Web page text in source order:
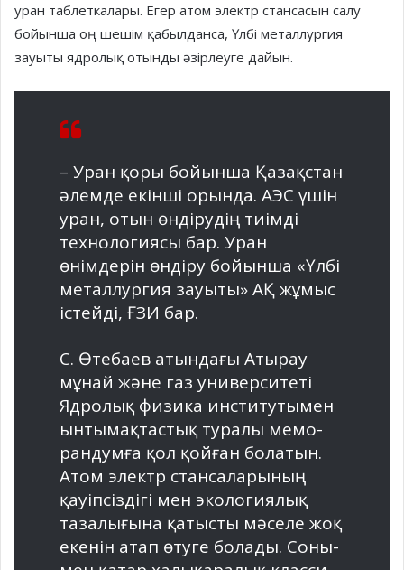
уран таблет­калары. Егер атом электр стан­са­сын салу
бойынша оң шешім қабылданса, Үлбі ме­тал­лургия
зауыты ядролық отынды әзір­леуге дайын.
– Уран қоры бойынша Қа­зақ­­стан
әлемде екінші орын­да. АЭС үшін
уран, отын өндіру­дің тиімді
технологиясы бар. Уран
өнімдерін өндіру бойынша «Үлбі
металлургия зауыты» АҚ жұмыс
істейді, ҒЗИ бар.
С. Өтебаев атындағы Атырау
мұнай және газ университеті
Ядролық физика институтымен
ынтымақтастық туралы мемо­
рандумға қол қойған болатын.
Атом электр стансаларының
қауіпсіздігі мен экологиялық
тазалығына қатысты мәселе жоқ
екенін атап өтуге болады. Соны­